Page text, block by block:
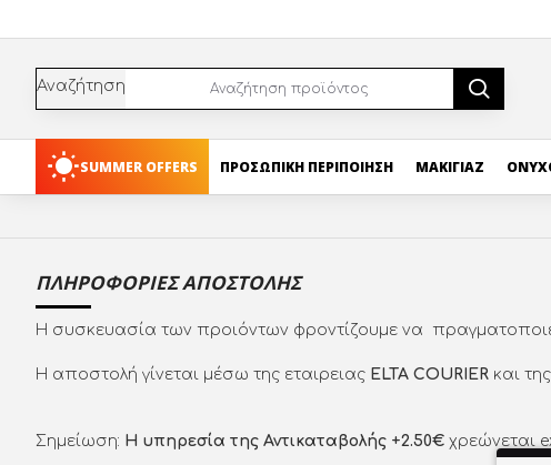
Αναζήτηση
SUMMER OFFERS ΠΡΟΣΩΠΙΚΗ ΠΕΡΙΠΟΙΗΣΗ ΜΑΚΙΓΙΑΖ
ΠΛΗΡΟΦΟΡΊΕΣ ΑΠΟΣΤΟΛΉΣ
Η συσκευασία των προιόντων φροντίζουμε να
Η αποστολή γίνεται μέσω της εταιρειας ELTA COURIER και της
Σημείωση: Η υπηρεσία της Αντικαταβολής +2.50€ χρεώνεται